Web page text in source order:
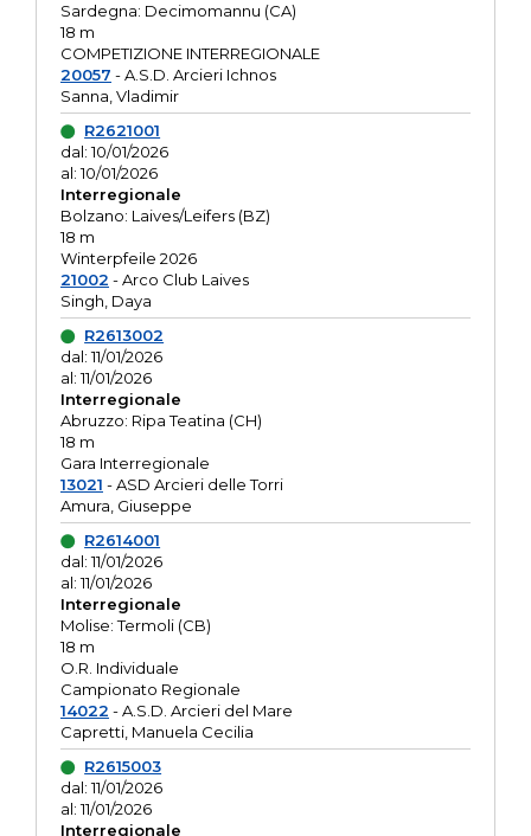
Sardegna: Decimomannu (CA)
18 m
COMPETIZIONE INTERREGIONALE
20057 - A.S.D. Arcieri Ichnos
Sanna, Vladimir
R2621001
dal: 10/01/2026
al: 10/01/2026
Interregionale
Bolzano: Laives/Leifers (BZ)
18 m
Winterpfeile 2026
21002 - Arco Club Laives
Singh, Daya
R2613002
dal: 11/01/2026
al: 11/01/2026
Interregionale
Abruzzo: Ripa Teatina (CH)
18 m
Gara Interregionale
13021 - ASD Arcieri delle Torri
Amura, Giuseppe
R2614001
dal: 11/01/2026
al: 11/01/2026
Interregionale
Molise: Termoli (CB)
18 m
O.R. Individuale
Campionato Regionale
14022 - A.S.D. Arcieri del Mare
Capretti, Manuela Cecilia
R2615003
dal: 11/01/2026
al: 11/01/2026
Interregionale